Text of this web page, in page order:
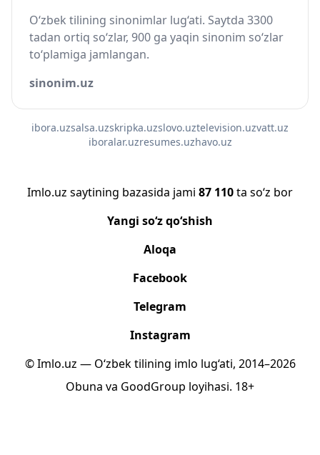
O‘zbek tilining sinonimlar lug‘ati. Saytda 3300
tadan ortiq so‘zlar, 900 ga yaqin sinonim so‘zlar
to‘plamiga jamlangan.
sinonim.uz
ibora.uzsalsa.uzskripka.uzslovo.uztelevision.uzvatt.uz
iboralar.uzresumes.uzhavo.uz
Imlo.uz saytining bazasida jami 87 110ta so‘z bor
Yangi so‘z qo‘shish
Aloqa
Facebook
Telegram
Instagram
© Imlo.uz — O‘zbek tilining imlo lug‘ati, 2014–2026
Obuna va GoodGroup loyihasi. 18+